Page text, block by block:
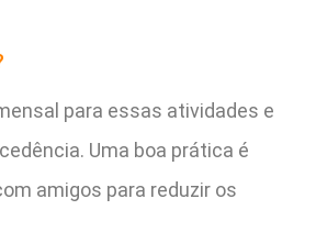
para essas atividades e
Uma boa prática é
amigos para reduzir os